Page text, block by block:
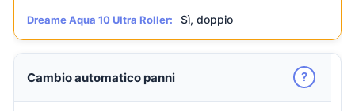
Dreame Aqua 10 Ultra Roller: Sì, doppio
Cambio automatico panni ?